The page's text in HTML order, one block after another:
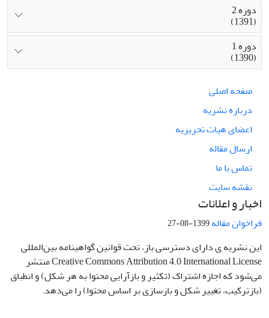
دوره 2
(1391)
دوره 1
(1390)
صفحه اصلی
درباره نشریه
اعضای هیات تحریریه
ارسال مقاله
تماس با ما
نقشه سایت
اخبار و اعلانات
فراخوان مقاله1399-08-27
این نشریه ی دارای دسترسی باز، تحت قوانین گواهینامه بین‌المللی
Creative Commons Attribution 4.0 International License منتشر
می‌شود که اجازه اشتراک (تکثیر و بازآرایی محتوا به هر شکل) و انطباق
(بازترکیب، تغییر شکل و بازسازی بر اساس محتوا) را می‌دهد.